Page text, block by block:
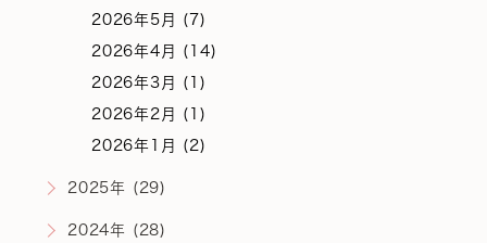
2026年5月 (7)
2026年4月 (14)
2026年3月 (1)
2026年2月 (1)
2026年1月 (2)
2025年 (29)
2024年 (28)